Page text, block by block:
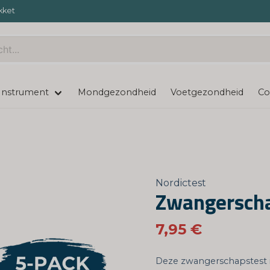
Mondgezondheid Voetgezondheid
Nordictest
7,95 €
Deze